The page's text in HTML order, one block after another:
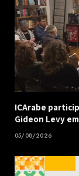
ICArabe
Gideon Levy
05/08/2026